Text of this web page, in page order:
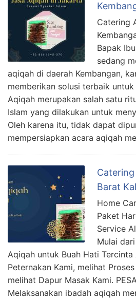
Catering
Bapak
sedang
aqiqah di daerah Kembangan,
memberikan solusi terbaik
Aqiqah merupakan salah satu
Islam yang dilakukan untuk
Oleh karena itu, tidak dapat
mempersiapkan acara aqiqah
Barat
Home
Paket
Service
Mulai
Aqiqah untuk Buah Hati
Peternakan Kami, melihat
melihat Dapur Masak Kami.
Melaksanakan ibadah aqiqah